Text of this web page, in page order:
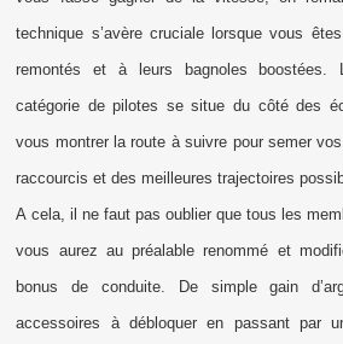
technique s’avère cruciale lorsque vous
remontés et à leurs bagnoles boostées.
catégorie de pilotes se situe du côté des
vous montrer la route à suivre pour semer
raccourcis et des meilleures trajectoires
A cela, il ne faut pas oublier que tous les
vous aurez au préalable renommé et
bonus de conduite. De simple gain
accessoires à débloquer en passant par